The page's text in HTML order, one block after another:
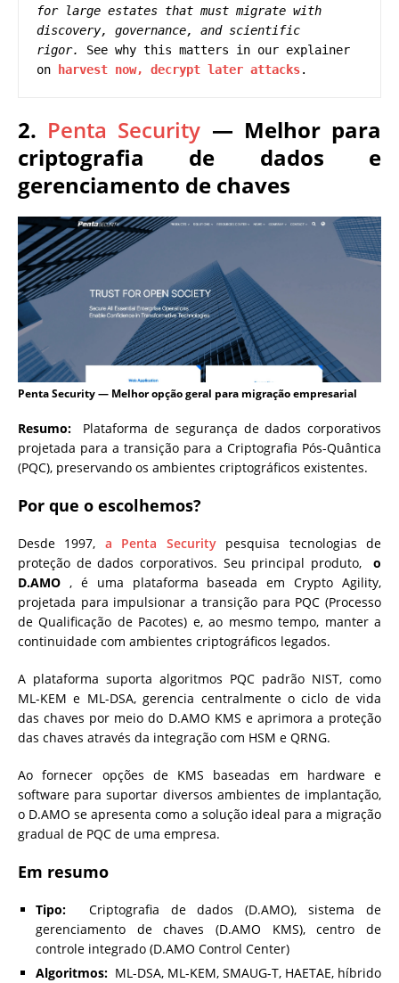
for large estates that must migrate with
discovery, governance, and scientific
rigor.
See why this matters in our explainer
on
harvest now, decrypt later attacks.
2. Penta Security — Melhor para
criptografia de dados e
gerenciamento de chaves
Penta Security— Melhor opção geral para migração empresarial
Resumo: Plataforma de segurança de dados corporativos
projetada para a transição para a Criptografia Pós-Quântica
(PQC), preservando os ambientes criptográficos existentes.
Por que o escolhemos?
Desde 1997, a Penta Securitypesquisa tecnologias de
proteção de dados corporativos. Seu principal produto, o
D.AMO , é uma plataforma baseada em Crypto Agility,
projetada para impulsionar a transição para PQC (Processo
de Qualificação de Pacotes) e, ao mesmo tempo, manter a
continuidade com ambientes criptográficos legados.
A plataforma suporta algoritmos PQC padrão NIST, como
ML-KEM e ML-DSA, gerencia centralmente o ciclo de vida
das chaves por meio do D.AMO KMS e aprimora a proteção
das chaves através da integração com HSM e QRNG.
Ao fornecer opções de KMS baseadas em hardware e
software para suportar diversos ambientes de implantação,
o D.AMO se apresenta como a solução ideal para a migração
gradual de PQC de uma empresa.
Em resumo
Tipo: Criptografia de dados (D.AMO), sistema de
gerenciamento de chaves (D.AMO KMS), centro de
controle integrado (D.AMO Control Center)
Algoritmos: ML-DSA, ML-KEM, SMAUG-T, HAETAE, híbrido